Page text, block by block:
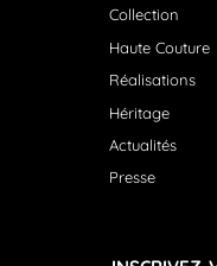
Collection
Haute Couture
Réalisations
Héritage
Actualités
Presse